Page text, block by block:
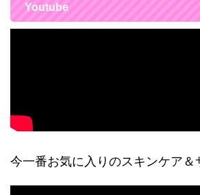
Youtube
今一番お気に入りのスキンケア＆